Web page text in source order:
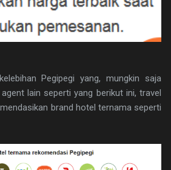
Pegipegi yang, mungkin saja
lain seperti yang berikut ini, travel
brand hotel ternama seperti